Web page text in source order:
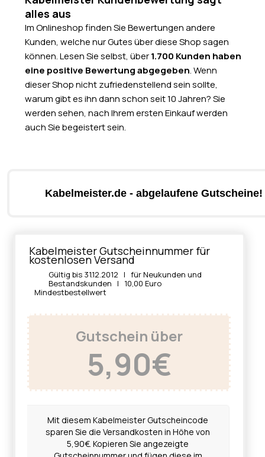
alles aus
Im Onlineshop finden Sie Bewertungen andere
Kunden, welche nur Gutes über diese Shop sagen
können. Lesen Sie selbst, über1.700 Kunden haben
eine positive Bewertung abgegeben. Wenn
dieser Shop nicht zufriedenstellend sein sollte,
warum gibt es ihn dann schon seit 10 Jahren? Sie
werden sehen, nach Ihrem ersten Einkauf werden
auch Sie begeistert sein.
Kabelmeister.de - abgelaufene Gutscheine!
Kabelmeister Gutscheinnummer für
kostenlosen Versand
Gültig bis 31.12.2012 | für Neukunden und
Bestandskunden | 10,00 Euro
Mindestbestellwert
Gutschein über
5,90€
Mit diesem Kabelmeister Gutscheincode
sparen Sie die Versandkosten in Höhe von
5,90€. Kopieren Sie angezeigte